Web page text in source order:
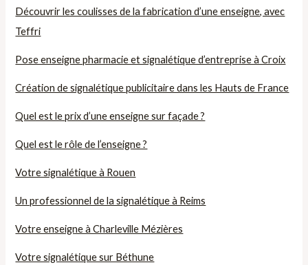
Découvrir les coulisses de la fabrication d’une enseigne, avec
Teffri
Pose enseigne pharmacie et signalétique d’entreprise à Croix
Création de signalétique publicitaire dans les Hauts de France
Quel est le prix d’une enseigne sur façade ?
Quel est le rôle de l’enseigne ?
Votre signalétique à Rouen
Un professionnel de la signalétique à Reims
Votre enseigne à Charleville Mézières
Votre signalétique sur Béthune